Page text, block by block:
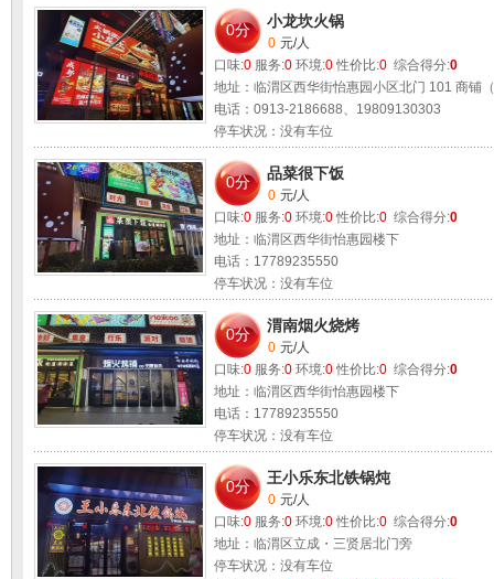
0分 小龙坎火锅
0 元/人
口味:0 服务:0 环境:0 性价比:0 综合得分:0
地址：临渭区西华街怡惠园小区北门 101 商铺
电话：0913-2186688、19809130303
停车状况：没有车位
0分 品菜很下饭
0 元/人
口味:0 服务:0 环境:0 性价比:0 综合得分:0
地址：临渭区西华街怡惠园楼下
电话：17789235550
停车状况：没有车位
0分 渭南烟火烧烤
0 元/人
口味:0 服务:0 环境:0 性价比:0 综合得分:0
地址：临渭区西华街怡惠园楼下
电话：17789235550
停车状况：没有车位
0分 王小乐东北铁锅炖
0 元/人
口味:0 服务:0 环境:0 性价比:0 综合得分:0
地址：临渭区立成・三贤居北门旁
停车状况：没有车位